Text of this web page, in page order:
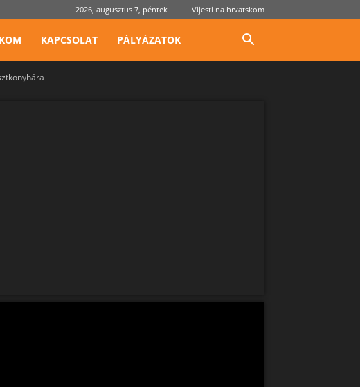
2026, augusztus 7, péntek Vijesti na hrvatskom
KAPCSOLAT PÁLYÁZATOK